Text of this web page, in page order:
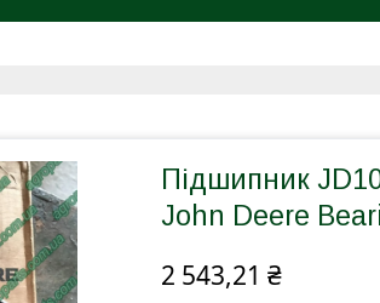
Підшипник
John Deere
2 543,21 ₴